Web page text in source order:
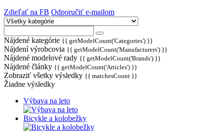
Zdieľať na FB Odporučiť e-mailom
Nájdené kategórie {{ getModelCount('Categories') }}
Nájdení výrobcovia {{ getModelCount('Manufacturers') }}
Nájdené modelové rady {{ getModelCount('Brands') }}
Nájdené články {{ getModelCount('Articles') }}
Zobraziť všetky výsledky {{ matchesCount }}
Žiadne výsledky
Výbava na leto
Bicykle a kolobežky